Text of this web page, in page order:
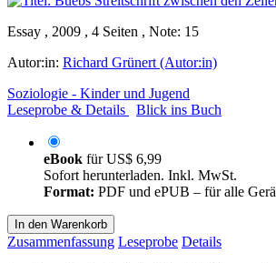
Essay , 2009 , 4 Seiten , Note: 15
Autor:in: Richard Grünert (Autor:in)
Soziologie - Kinder und Jugend
Leseprobe & Details
Blick ins Buch
eBook fürUS$ 6,99
Sofort herunterladen. Inkl. MwSt.
Format: PDF und ePUB – für alle
In den Warenkorb
Zusammenfassung Leseprobe Details